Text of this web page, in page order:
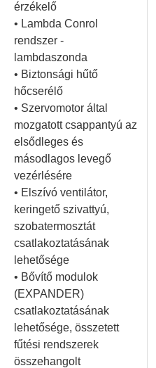
érzékelő
• Lambda Conrol
rendszer -
lambdaszonda
• Biztonsági hűtő
hőcserélő
• Szervomotor által
mozgatott csappantyú az
elsődleges és
másodlagos levegő
vezérlésére
• Elszívó ventilátor,
keringető szivattyú,
szobatermosztát
csatlakoztatásának
lehetősége
• Bővítő modulok
(EXPANDER)
csatlakoztatásának
lehetősége, összetett
fűtési rendszerek
összehangolt